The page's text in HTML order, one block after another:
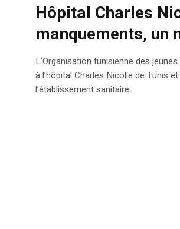
Hôpital Charles
manquements, un
L’Organisation tunisienne des
à l’hôpital Charles Nicolle de Tunis
l’établissement sanitaire.